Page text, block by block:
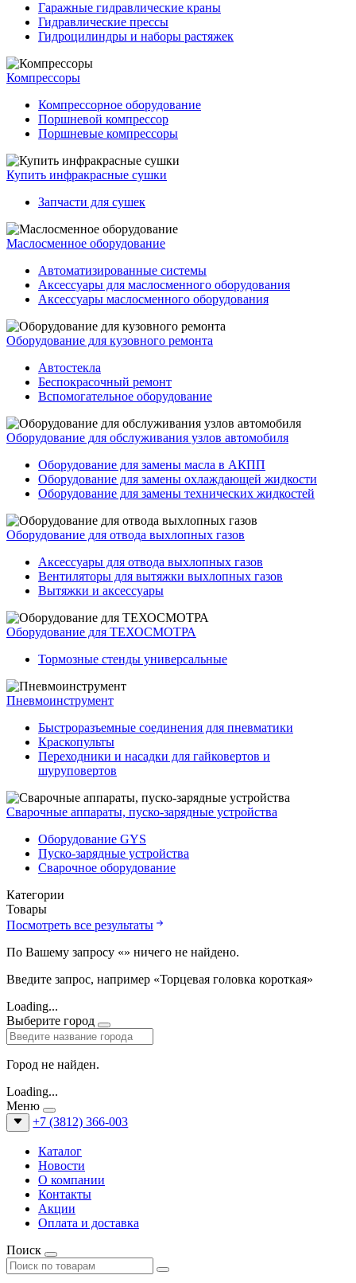
Гаражные гидравлические краны
Гидравлические прессы
Гидроцилиндры и наборы растяжек
Компрессоры
Компрессорное оборудование
Поршневой компрессор
Поршневые компрессоры
Купить инфракрасные сушки
Запчасти для сушек
Маслосменное оборудование
Автоматизированные системы
Аксессуары для маслосменного оборудования
Аксессуары маслосменного оборудования
Оборудование для кузовного ремонта
Автостекла
Беспокрасочный ремонт
Вспомогательное оборудование
Оборудование для обслуживания узлов автомобиля
Оборудование для замены масла в АКПП
Оборудование для замены охлаждающей жидкости
Оборудование для замены технических жидкостей
Оборудование для отвода выхлопных газов
Аксессуары для отвода выхлопных газов
Вентиляторы для вытяжки выхлопных газов
Вытяжки и аксессуары
Оборудование для ТЕХОСМОТРА
Тормозные стенды универсальные
Пневмоинструмент
Быстроразъемные соединения для пневматики
Краскопульты
Переходники и насадки для гайковертов и
шуруповертов
Сварочные аппараты, пуско-зарядные устройства
Оборудование GYS
Пуско-зарядные устройства
Сварочное оборудование
Категории
Товары
Посмотреть все результаты
По Вашему запросу «» ничего не найдено.
Введите запрос, например «Торцевая головка короткая»
Loading...
Выберите город
Город не найден.
Loading...
Меню
+7 (3812) 366-003
Каталог
Новости
О компании
Контакты
Акции
Оплата и доставка
Поиск